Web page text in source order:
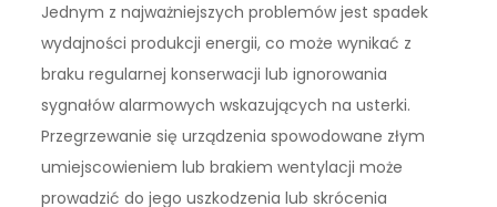
Jednym z najważniejszych problemów jest spadek
wydajności produkcji energii, co może wynikać z
braku regularnej konserwacji lub ignorowania
sygnałów alarmowych wskazujących na usterki.
Przegrzewanie się urządzenia spowodowane złym
umiejscowieniem lub brakiem wentylacji może
prowadzić do jego uszkodzenia lub skrócenia